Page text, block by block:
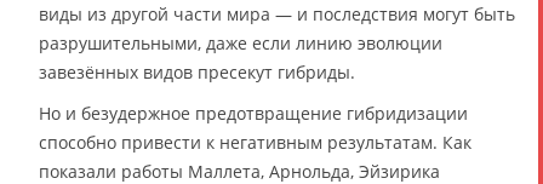
виды из другой части мира — и последствия могут быть
разрушительными, даже если линию эволюции
завезённых видов пресекут гибриды.
Но и безудержное предотвращение гибридизации
способно привести к негативным результатам. Как
показали работы Маллета, Арнольда, Эйзирика